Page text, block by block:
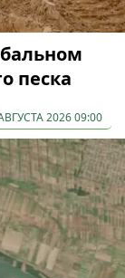
песка
2026 09:00